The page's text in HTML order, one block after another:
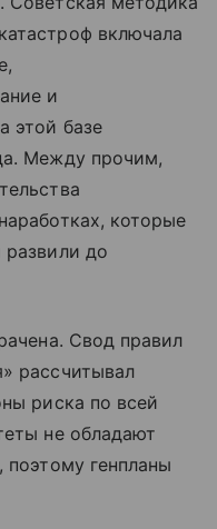
включала
и
этой базе
Между прочим,
которые
до
Свод правил
рассчитывал
риска по всей
не обладают
генпланы